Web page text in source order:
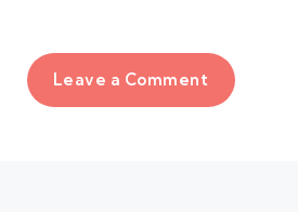
Leave a Comment